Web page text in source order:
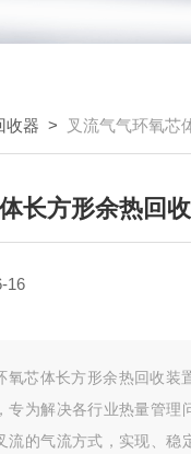
收器 > 叉流气气环氧芯
长方形余热回
16
氧芯体长方形余热回收装
专为解决各行业热量管理
流的气流方式，实现、稳